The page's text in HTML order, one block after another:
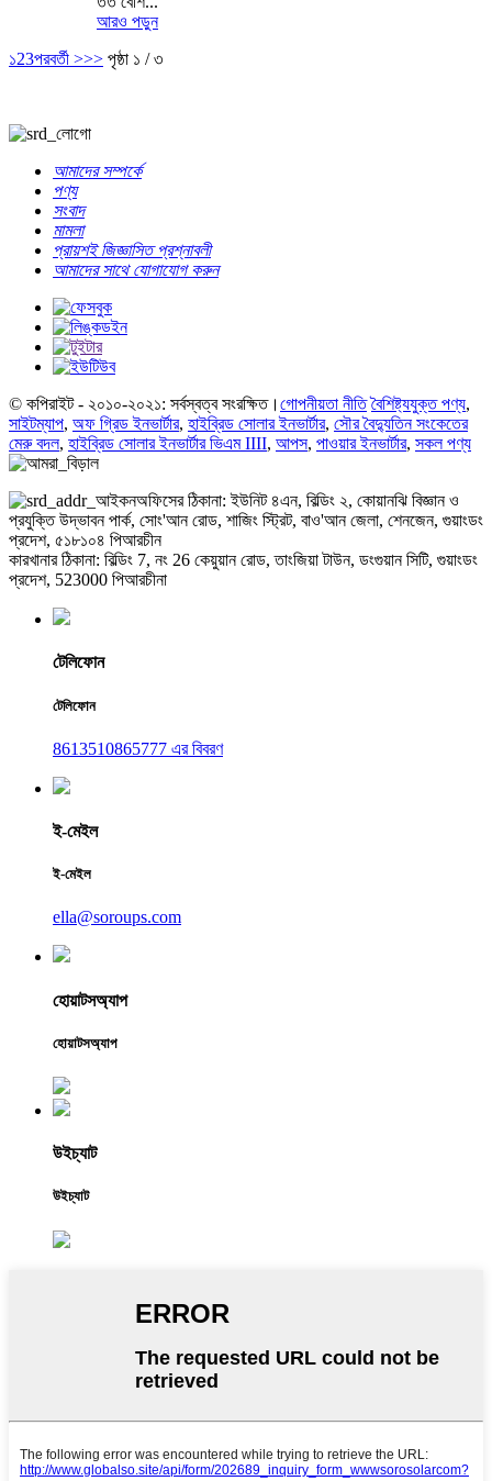
আরও পড়ুন
১23পরবর্তী >>> পৃষ্ঠা ১ / ৩
আমাদের সম্পর্কে
পণ্য
সংবাদ
মামলা
প্রায়শই জিজ্ঞাসিত প্রশ্নাবলী
আমাদের সাথে যোগাযোগ করুন
© কপিরাইট - ২০১০-২০২১: সর্বস্বত্ব সংরক্ষিত। গোপনীয়তা নীতি বৈশিষ্ট্যযুক্ত পণ্য,
সাইটম্যাপ, অফ গ্রিড ইনভার্টার, হাইব্রিড সোলার ইনভার্টার, সৌর বৈদ্যুতিন সংকেতের
মেরু বদল, হাইব্রিড সোলার ইনভার্টার ভিএম IIII, আপস, পাওয়ার ইনভার্টার, সকল পণ্য
অফিসের ঠিকানা: ইউনিট ৪এন, বিল্ডিং ২, কোয়ানঝি বিজ্ঞান ও
প্রযুক্তি উদ্ভাবন পার্ক, সোং'আন রোড, শাজিং স্ট্রিট, বাও'আন জেলা, শেনজেন, গুয়াংডং
প্রদেশ, ৫১৮১০৪ পিআরচীন
কারখানার ঠিকানা: বিল্ডিং 7, নং 26 কেয়ুয়ান রোড, তাংজিয়া টাউন, ডংগুয়ান সিটি, গুয়াংডং
প্রদেশ, 523000 পিআরচীনা
টেলিফোন
টেলিফোন
8613510865777 এর বিবরণ
ই-মেইল
ই-মেইল
ella@soroups.com
হোয়াটসঅ্যাপ
হোয়াটসঅ্যাপ
উইচ্যাট
উইচ্যাট